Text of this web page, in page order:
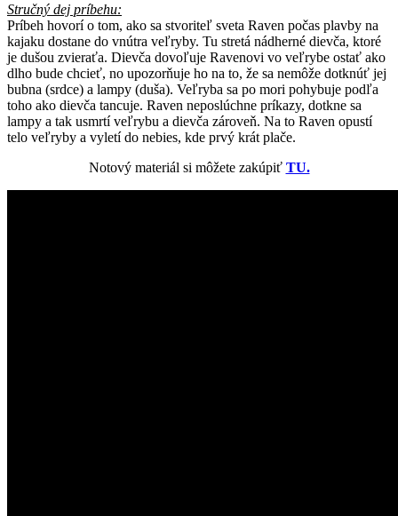
Stručný dej príbehu:
Príbeh hovorí o tom, ako sa stvoriteľ sveta Raven počas plavby na
kajaku dostane do vnútra veľryby. Tu stretá nádherné dievča, ktoré
je dušou zvieraťa. Dievča dovoľuje Ravenovi vo veľrybe ostať ako
dlho bude chcieť, no upozorňuje ho na to, že sa nemôže dotknúť jej
bubna (srdce) a lampy (duša). Veľryba sa po mori pohybuje podľa
toho ako dievča tancuje. Raven neposlúchne príkazy, dotkne sa
lampy a tak usmrtí veľrybu a dievča zároveň. Na to Raven opustí
telo veľryby a vyletí do nebies, kde prvý krát plače.
Notový materiál si môžete zakúpiť TU.